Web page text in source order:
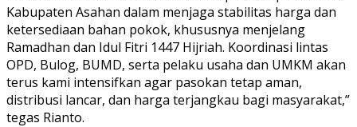
Kabupaten Asahan dalam menjaga stabilitas harga dan
ketersediaan bahan pokok, khususnya menjelang
Ramadhan dan Idul Fitri 1447 Hijriah. Koordinasi lintas
OPD, Bulog, BUMD, serta pelaku usaha dan UMKM akan
terus kami intensifkan agar pasokan tetap aman,
distribusi lancar, dan harga terjangkau bagi masyarakat,”
tegas Rianto.